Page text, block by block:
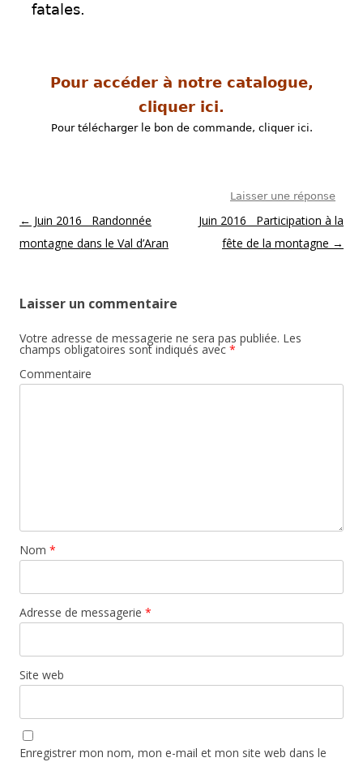
fatales.
Pour accéder à notre catalogue,
cliquer ici.
Pour télécharger le bon de commande, cliquer ici.
Laisser une réponse
Post navigation
← Juin 2016 Randonnée
montagne dans le Val d’Aran
Juin 2016 Participation à la
fête de la montagne →
Laisser un commentaire
Votre adresse de messagerie ne sera pas publiée. Les
champs obligatoires sont indiqués avec *
Commentaire
Nom *
Adresse de messagerie *
Site web
Enregistrer mon nom, mon e-mail et mon site web dans le